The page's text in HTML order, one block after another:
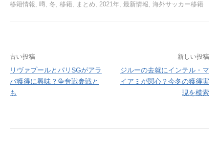
移籍情報, 噂, 冬, 移籍, まとめ, 2021年, 最新情報, 海外サッカー移籍
投
稿
ナ
古い投稿
リヴァプールとパリSGがアラ
バ獲得に興味？争奪戦参戦と
も
新しい投稿
ジルーの去就にインテル・マ
イアミが関心？今冬の獲得実
現を模索